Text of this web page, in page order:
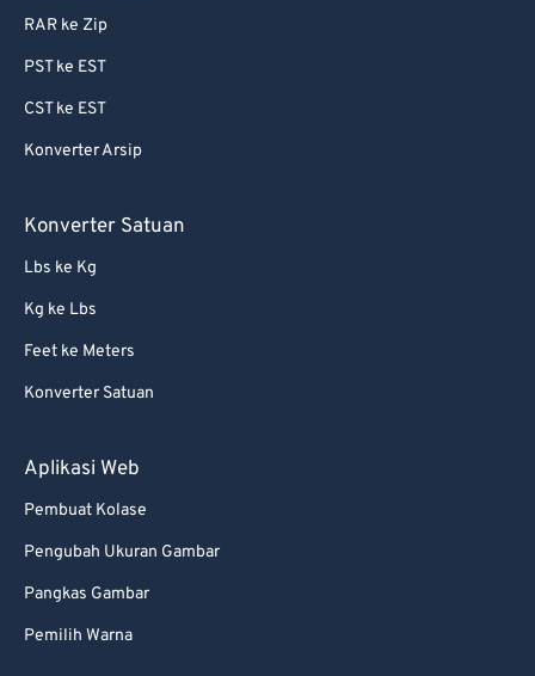
RAR ke Zip
PST ke EST
CST ke EST
Konverter Arsip
Konverter Satuan
Lbs ke Kg
Kg ke Lbs
Feet ke Meters
Konverter Satuan
Aplikasi Web
Pembuat Kolase
Pengubah Ukuran Gambar
Pangkas Gambar
Pemilih Warna